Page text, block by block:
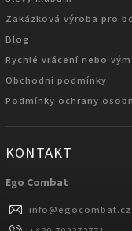
Zakázková výroba pro
Blog
Rychlé vrácení nebo
Obchodní podmínky
Podmínky ochrany
KONTAKT
Ego Combat
info@egocombat.cz